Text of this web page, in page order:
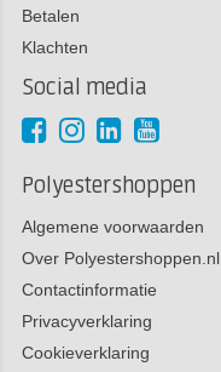
Betalen
Klachten
Social media
Polyestershoppen
Algemene voorwaarden
Over Polyestershoppen.nl
Contactinformatie
Privacyverklaring
Cookieverklaring